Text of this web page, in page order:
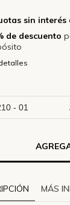
sin interés
de descuento
MÁS